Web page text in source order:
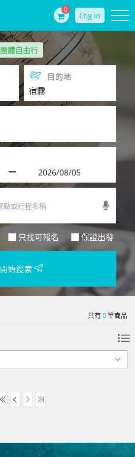
0
Log in
團體自由行
目的地
只找可報名 保證出發
開始搜索
共有0筆商品